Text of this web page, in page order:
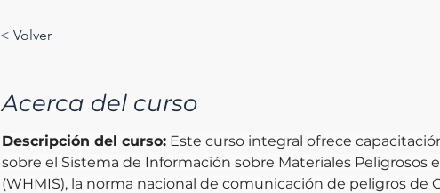
< Volver
Acerca del curso
Descripción del curso: Este curso integral ofrece
sobre el Sistema de Información sobre Materiales Peligrosos
(WHMIS), la norma nacional de comunicación de peligros de